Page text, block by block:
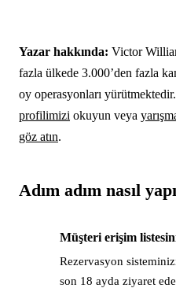
Yazar hakkında: Victor
fazla ülkede 3.000’den fazla
oy operasyonları
profilimizi okuyun veya
göz atın.
Adım adım nasıl
Müşteri erişim
Rezervasyon
son 18 ayda ziyaret